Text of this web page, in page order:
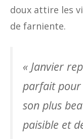
doux attire les
de farniente.
« Janvier
parfait pour
son plus
paisible et